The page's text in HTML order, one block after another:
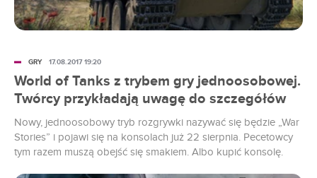
World of Tanks z trybem gry jednoosobowej.
Twórcy przykładają uwagę do szczegółów
Nowy, jednoosobowy tryb rozgrywki nazywać się będzie „War
Stories” i pojawi się na konsolach już 22 sierpnia. Pecetowcy
tym razem muszą obejść się smakiem. Albo kupić konsolę.
GRY 17.08.2017 19:20